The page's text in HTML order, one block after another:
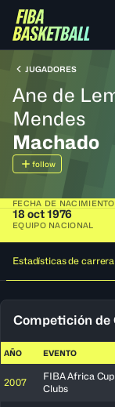
JUGADORES
Ane de
Mendes
Machado
follow
FECHA DE NACIMIENTO
18 oct 1976
EQUIPO NACIONAL
Estadísticas de carrera
Competición de
AÑO EVENTO
2007
FIBA Africa
Clubs